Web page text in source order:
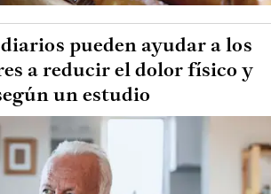
pueden ayudar a los
a reducir el dolor físico y
un estudio